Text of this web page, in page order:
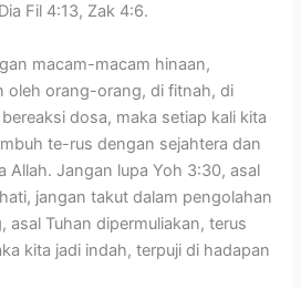
Fil 4:13, Zak 4:6.
macam-macam hinaan,
oleh orang-orang, di fitnah, di
dosa, maka setiap kali kita
te-rus dengan sejahtera dan
Allah. Jangan lupa Yoh 3:30, asal
jangan takut dalam pengolahan
asal Tuhan dipermuliakan, terus
kita jadi indah, terpuji di hadapan